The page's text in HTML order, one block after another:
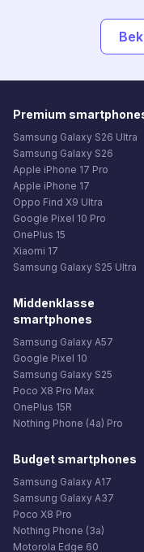
Premium
Samsung Galaxy S26 Ultra
Samsung Galaxy S26
Apple iPhone 17 Pro
Apple iPhone 17
Oppo Find X9 Ultra
Google Pixel 10 Pro
OnePlus 15
Xiaomi 17
Samsung Galaxy S25 Ultra
Middenklasse
smartphones
Samsung Galaxy A57
Google Pixel 10
Samsung Galaxy S25
Poco X8 Pro Max
OnePlus 15R
Nothing Phone (4a) Pro
Budget smartphones
Samsung Galaxy A17
Samsung Galaxy A37
Poco X8 Pro
Nothing Phone (3a)
Motorola Edge 60